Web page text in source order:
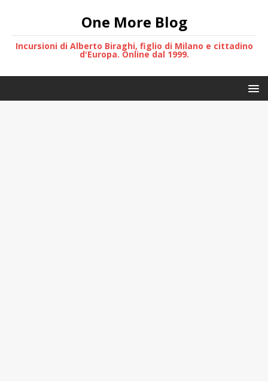
One More Blog
Incursioni di Alberto Biraghi, figlio di Milano e cittadino
d'Europa. Online dal 1999.